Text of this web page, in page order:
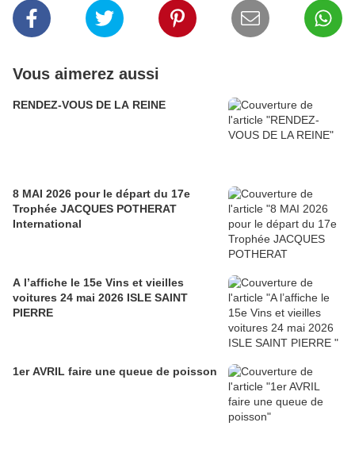
Vous aimerez aussi
RENDEZ-VOUS DE LA REINE
8 MAI 2026 pour le départ du 17e
Trophée JACQUES POTHERAT
International
A l’affiche le 15e Vins et vieilles
voitures 24 mai 2026 ISLE SAINT
PIERRE
1er AVRIL faire une queue de poisson